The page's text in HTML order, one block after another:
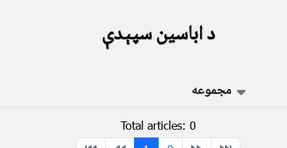
د اباسین سپېدې
مجموعه
Total articles: 0